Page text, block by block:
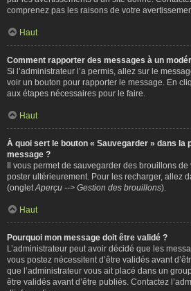
comprenez pas les raisons de votre
Haut
Comment rapporter des messages à un
Si l’administrateur l’a permis, allez sur le
voir un bouton pour rapporter le message. En
aux étapes nécessaires pour le faire.
Haut
À quoi sert le bouton « Sauvegarder » dans la
message ?
Il vous permet de sauvegarder des brouillons
poster ultérieurement. Pour les recharger, allez
(onglet Aperçu --> Gestion des brouillons).
Haut
Pourquoi mon message doit être validé ?
L’administrateur peut avoir décidé que les
vous postez nécessitent d’être validés avant
que l’administrateur vous ait placé dans un
être validés avant d’être publiés. Contactez